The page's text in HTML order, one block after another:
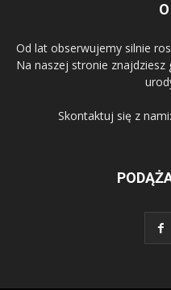
Od lat obserwujemy silnie
Na naszej stronie
Skontaktuj się z nami: